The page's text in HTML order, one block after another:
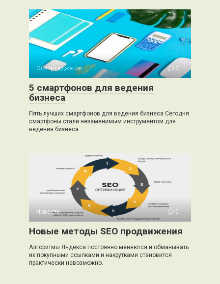
Обзор гаджетов 0
5 смартфонов для ведения
бизнеса
Пять лучших смартфонов для ведения бизнеса Сегодня
смартфоны стали незаменимым инструментом для
ведения бизнеса.
Новости 0
Новые методы SEO продвижения
Алгоритмы Яндекса постоянно меняются и обманывать
их покупными ссылками и накрутками становится
практически невозможно.